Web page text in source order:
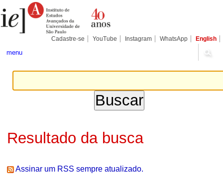
para
conteúdo.
Pessoais
Cadastre-se YouTube Instagram WhatsApp English
menu
Resultado da busca
Assinar um RSS sempre atualizado.